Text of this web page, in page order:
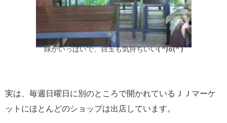
緑がいっぱいで、目玉も気持ちいい( ^)o(^ )
実は、毎週日曜日に別のところで開かれているＪＪマーケ
ットにほとんどのショップは出店しています。